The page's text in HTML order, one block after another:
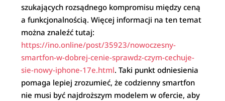
szukających rozsądnego kompromisu między ceną
a funkcjonalnością. Więcej informacji na ten temat
można znaleźć tutaj:
https://ino.online/post/35923/nowoczesny-
smartfon-w-dobrej-cenie-sprawdz-czym-cechuje-
sie-nowy-iphone-17e.html. Taki punkt odniesienia
pomaga lepiej zrozumieć, że codzienny smartfon
nie musi być najdroższym modelem w ofercie, aby